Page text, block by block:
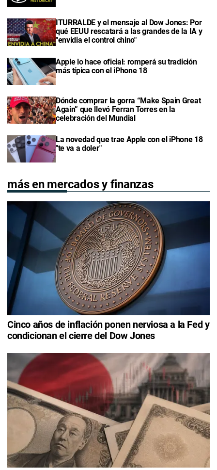
ITURRALDE y el mensaje al Dow Jones: Por
qué EEUU rescatará a las grandes de la IA y
"envidia el control chino"
Apple lo hace oficial: romperá su tradición
más típica con el iPhone 18
Dónde comprar la gorra “Make Spain Great
Again” que llevó Ferran Torres en la
celebración del Mundial
La novedad que trae Apple con el iPhone 18
"te va a doler"
más en mercados y finanzas
Cinco años de inflación ponen nerviosa a la Fed y
condicionan el cierre del Dow Jones